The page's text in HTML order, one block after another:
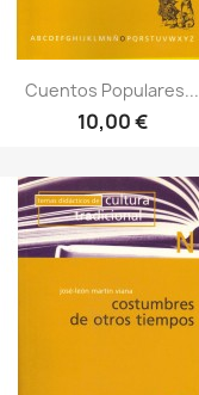
Cuentos Populares...
10,00 €